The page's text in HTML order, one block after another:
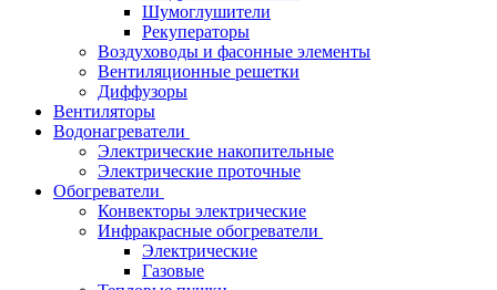
Шумоглушители
Рекуператоры
Воздуховоды и фасонные элементы
Вентиляционные решетки
Диффузоры
Вентиляторы
Водонагреватели
Электрические накопительные
Электрические проточные
Обогреватели
Конвекторы электрические
Инфракрасные обогреватели
Электрические
Газовые